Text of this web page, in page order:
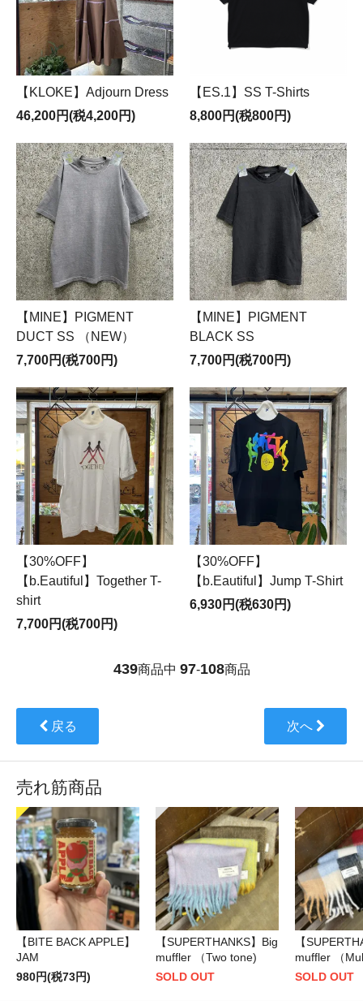
【KLOKE】Adjourn Dress
46,200円(税4,200円)
【ES.1】SS T-Shirts
8,800円(税800円)
【MINE】PIGMENT
DUCT SS （NEW）
7,700円(税700円)
【MINE】PIGMENT
BLACK SS
7,700円(税700円)
【30%OFF】
【b.Eautiful】Together T-
shirt
7,700円(税700円)
【30%OFF】
【b.Eautiful】Jump T-Shirt
6,930円(税630円)
439商品中 97-108商品
戻る 次へ
売れ筋商品
【BITE BACK APPLE】
JAM
980円(税73円)
【SUPERTHANKS】Big
muffler （Two tone)
SOLD OUT
【
muffler （
SOLD OUT